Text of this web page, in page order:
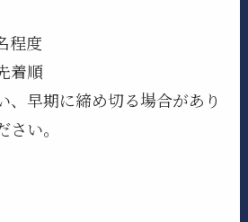
程度
着順
早期に締め切る場合があり
い。